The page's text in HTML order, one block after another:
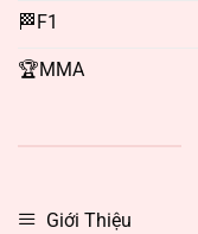
🏁F1
🏆MMA
Giới Thiệu